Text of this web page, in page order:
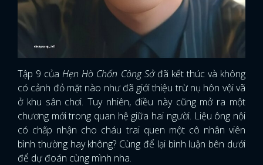
Tập 9 củaHẹn Hò Chốn Công Sởđã kết thúc và không
có cảnh đỏ mặt nào như đã giới thiệu trừ nụ hôn vội vã
ở khu sân chơi. Tuy nhiên, điều này cũng mở ra một
chương mới trong quan hệ giữa hai người. Liệu ông nội
có chấp nhận cho cháu trai quen một cô nhân viên
bình thường hay không? Cùng để lại bình luận bên dưới
để dự đoán cùng mình nha.